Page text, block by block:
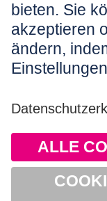
AGB
Datenschutz
Barrierefreiheit